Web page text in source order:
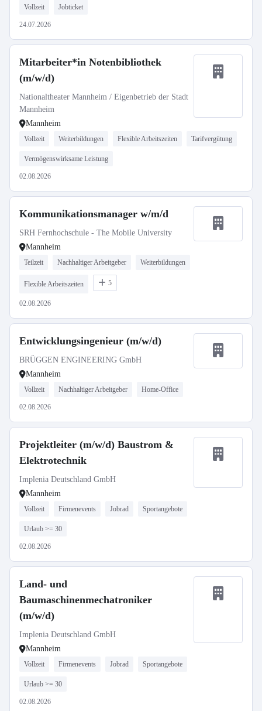
Vollzeit Jobticket
24.07.2026
Mitarbeiter*in Notenbibliothek
(m/w/d)
Nationaltheater Mannheim / Eigenbetrieb der Stadt
Mannheim
Mannheim
Vollzeit Weiterbildungen Flexible Arbeitszeiten Tarifvergütung
Vermögenswirksame Leistung
02.08.2026
Kommunikationsmanager w/m/d
SRH Fernhochschule - The Mobile University
Mannheim
Teilzeit Nachhaltiger Arbeitgeber Weiterbildungen
Flexible Arbeitszeiten 5
02.08.2026
Entwicklungsingenieur (m/w/d)
BRÜGGEN ENGINEERING GmbH
Mannheim
Vollzeit Nachhaltiger Arbeitgeber Home-Office
02.08.2026
Projektleiter (m/w/d) Baustrom &
Elektrotechnik
Implenia Deutschland GmbH
Mannheim
Vollzeit Firmenevents Jobrad Sportangebote
Urlaub >= 30
02.08.2026
Land- und
Baumaschinenmechatroniker
(m/w/d)
Implenia Deutschland GmbH
Mannheim
Vollzeit Firmenevents Jobrad Sportangebote
Urlaub >= 30
02.08.2026